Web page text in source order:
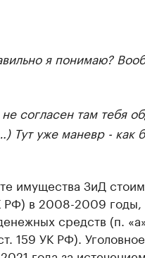
я понимаю?
согласен там тебя
Тут уже маневр - как
имущества ЗиД
РФ) в 2008-2009 годы,
средств (п.
159 УК РФ). Уголовное